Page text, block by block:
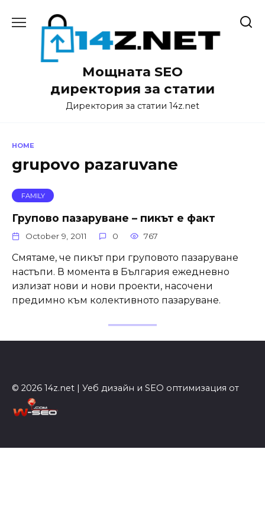
Мощната SEO
директория за статии
Директория за статии 14z.net
HOME
grupovo pazaruvane
FAMILY
Групово пазаруване – пикът е факт
October 9, 2011 0 767
Смятаме, че пикът при груповото пазаруване
настъпи. В момента в България ежедневно
излизат нови и нови проекти, насочени
предимно към колективното пазаруване.
© 2026 14z.net | Уеб дизайн и SEO оптимизация от